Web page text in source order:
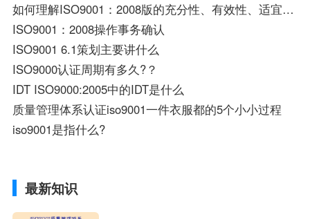
如何理解ISO9001：2008版的充分性、有效性、适宜性.求解
ISO9001：2008操作事务确认
ISO9001 6.1策划主要讲什么
ISO9000认证周期有多久?？
IDT ISO9000:2005中的IDT是什么
质量管理体系认证iso9001一件衣服都的5个小小过程
iso9001是指什么?
最新知识